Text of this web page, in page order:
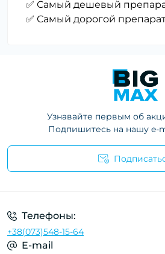
✅ Самый дешевый
✅ Самый дорогой
Узнавайте первым об
Подпишитесь на нашу e-
Телефоны:
+38(073)548-15-64
E-mail